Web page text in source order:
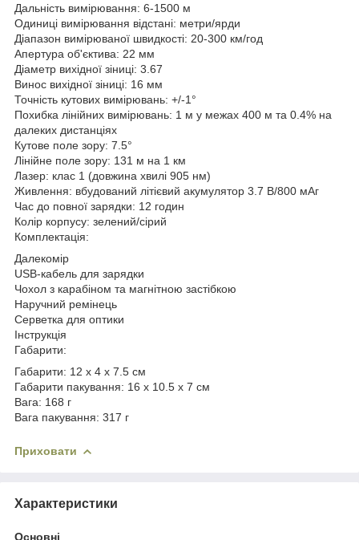
Дальність вимірювання: 6-1500 м
Одиниці вимірювання відстані: метри/ярди
Діапазон вимірюваної швидкості: 20-300 км/год
Апертура об'єктива: 22 мм
Діаметр вихідної зіниці: 3.67
Винос вихідної зіниці: 16 мм
Точність кутових вимірювань: +/-1°
Похибка лінійних вимірювань: 1 м у межах 400 м та 0.4% на
далеких дистанціях
Кутове поле зору: 7.5°
Лінійне поле зору: 131 м на 1 км
Лазер: клас 1 (довжина хвилі 905 нм)
Живлення: вбудований літієвий акумулятор 3.7 В/800 мАг
Час до повної зарядки: 12 годин
Колір корпусу: зелений/сірий
Комплектація:
Далекомір
USB-кабель для зарядки
Чохол з карабіном та магнітною застібкою
Наручний ремінець
Серветка для оптики
Інструкція
Габарити:
Габарити: 12 х 4 х 7.5 см
Габарити пакування: 16 х 10.5 х 7 см
Вага: 168 г
Вага пакування: 317 г
Приховати
Характеристики
Основні